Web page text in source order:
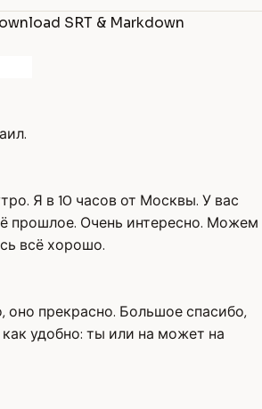
SRT & Markdown
Я в 10 часов от Москвы. У вас
прошлое. Очень интересно. Можем
всё хорошо.
оно прекрасно. Большое спасибо,
удобно: ты или на может на